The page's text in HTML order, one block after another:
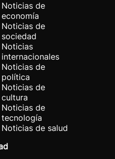
Noticias de
economía
Noticias de
sociedad
Noticias
internacionales
Noticias de
política
Noticias de
cultura
Noticias de
tecnología
Noticias de salud